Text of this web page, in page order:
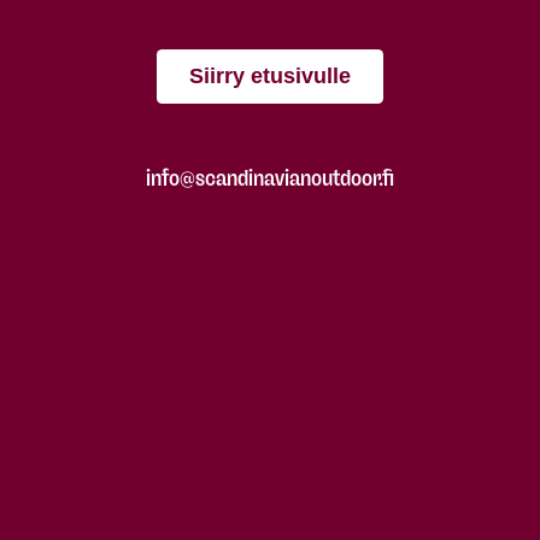
Siirry etusivulle
info@scandinavianoutdoor.fi